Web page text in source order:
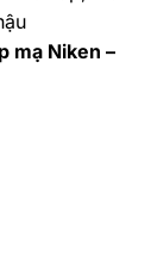
mạ Niken –